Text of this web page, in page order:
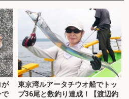
が
東京湾ルアータチウオ船でトッ
プ36尾と数釣り達成！【渡辺釣